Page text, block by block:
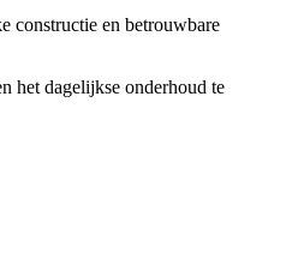
constructie en betrouwbare
het dagelijkse onderhoud te